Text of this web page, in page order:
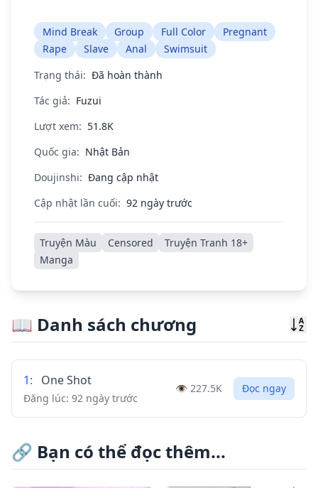
Mind Break Group Full Color
Pregnant
Rape
Slave Anal
Swimsuit
Trạng thái: Đã hoàn thành
Tác giả: Fuzui
Lượt xem: 51.8K
Quốc gia: Nhật Bản
Doujinshi: Đang cập nhật
Cập nhật lần cuối: 92 ngày trước
Truyện Màu Censored
Truyện Tranh 18+
Manga
📖 Danh sách chương
1: One Shot
Đăng lúc: 92 ngày trước
👁️ 227.5K Đọc ngay
🔗 Bạn có thể đọc thêm...